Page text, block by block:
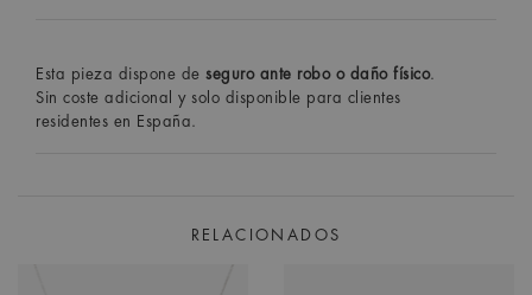
Esta pieza dispone de seguro ante robo o daño físico.
Sin coste adicional y solo disponible para clientes
residentes en España.
RELACIONADOS